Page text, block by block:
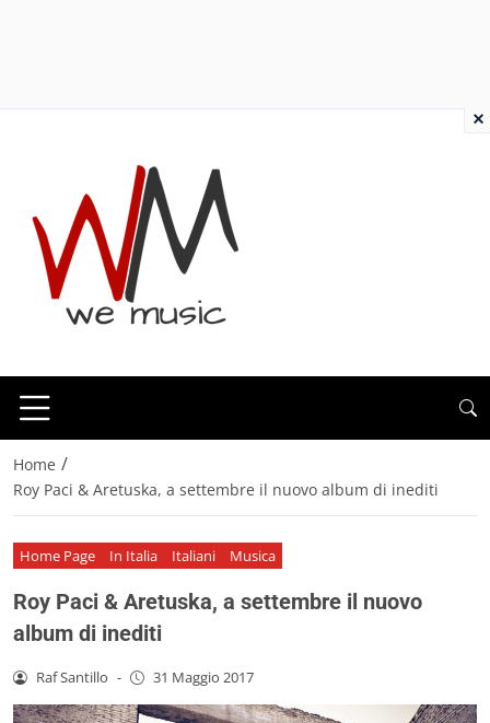
Home /
Roy Paci & Aretuska, a settembre il nuovo album di inediti
Home Page In Italia Italiani Musica
Roy Paci & Aretuska, a settembre il nuovo
album di inediti
Raf Santillo - 31 Maggio 2017
×